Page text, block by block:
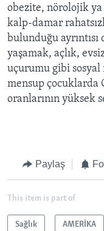
obezite, nörolojik
kalp-damar
bulunduğu
yaşamak, açlık,
uçurumu gibi sosyal
mensup çocuklarda
oranlarının yüksek
Paylaş
This item is part of
Sağlık AMERİKA